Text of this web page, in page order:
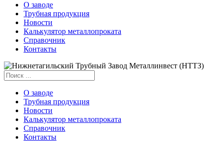
О заводе
Трубная продукция
Новости
Калькулятор металлопроката
Справочник
Контакты
О заводе
Трубная продукция
Новости
Калькулятор металлопроката
Справочник
Контакты